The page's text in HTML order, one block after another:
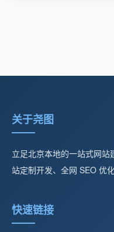
关于尧图
立足北京本地的一站式网
站定制开发、全网 SEO 优
快速链接